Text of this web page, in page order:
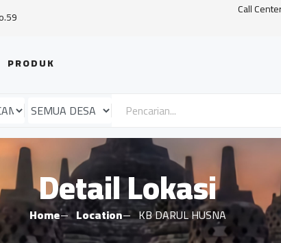
Call
PRODUK
Detail Lokasi
Home Location KB DARUL HUSNA